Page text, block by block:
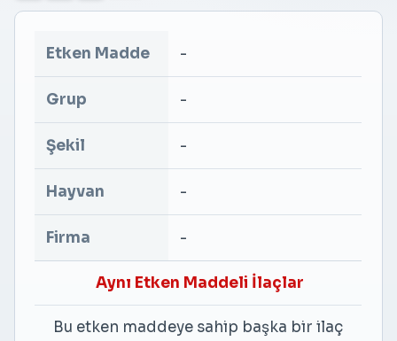
Etken Madde -
Grup -
Şekil -
Hayvan -
Firma -
Aynı Etken Maddeli İlaçlar
Bu etken maddeye sahip başka bir ilaç